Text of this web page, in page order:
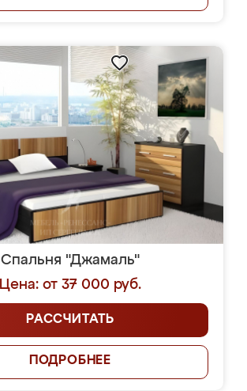
Спальня "Джамаль"
Цена: от 37 000 руб.
РАССЧИТАТЬ
ПОДРОБНЕЕ